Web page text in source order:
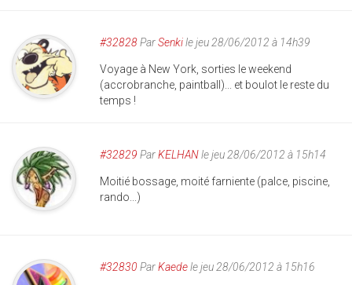
#32828ParSenkile jeu 28/06/2012 à 14h39
Voyage à New York, sorties le weekend
(accrobranche, paintball)... et boulot le reste du
temps !
#32829 ParKELHANle jeu 28/06/2012 à 15h14
Moitié bossage, moité farniente (palce, piscine,
rando...)
#32830 ParKaedele jeu 28/06/2012 à 15h16